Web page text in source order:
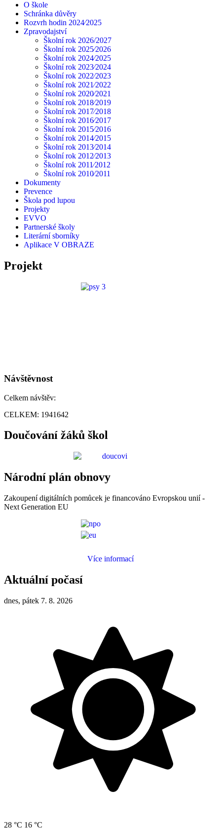
O škole
Schránka důvěry
Rozvrh hodin 2024⁄2025
Zpravodajství
Školní rok 2026/2027
Školní rok 2025⁄2026
Školní rok 2024⁄2025
Školní rok 2023⁄2024
Školní rok 2022⁄2023
Školní rok 2021⁄2022
Školní rok 2020⁄2021
Školní rok 2018⁄2019
Školní rok 2017⁄2018
Školní rok 2016⁄2017
Školní rok 2015⁄2016
Školní rok 2014⁄2015
Školní rok 2013⁄2014
Školní rok 2012⁄2013
Školní rok 2011⁄2012
Školní rok 2010⁄2011
Dokumenty
Prevence
Škola pod lupou
Projekty
EVVO
Partnerské školy
Literární sborníky
Aplikace V OBRAZE
Projekt
Návštěvnost
Celkem návštěv:
CELKEM: 1941642
Doučování žáků škol
Národní plán obnovy
Zakoupení digitálních pomůcek je financováno Evropskou unií -
Next Generation EU
Více informací
Aktuální počasí
dnes, pátek 7. 8. 2026
28 °C 16 °C